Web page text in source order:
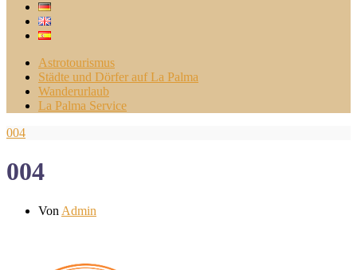
Astrotourismus
Städte und Dörfer auf La Palma
Wanderurlaub
La Palma Service
004
004
Von Admin